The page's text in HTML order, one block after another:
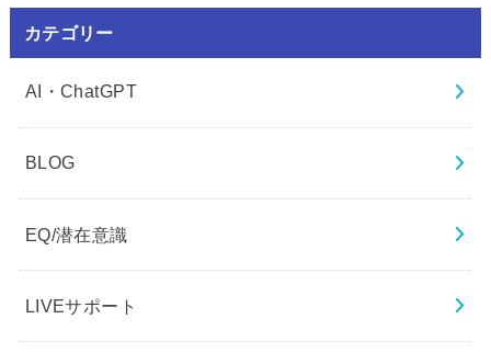
カテゴリー
AI・ChatGPT
BLOG
EQ/潜在意識
LIVEサポート